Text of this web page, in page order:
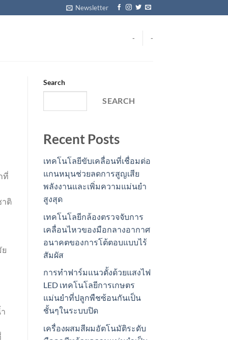
Newsletter
- -
ที่
าติ
Search
SEARCH
Recent Posts
เทคโนโลยีขับเคลื่อนที่เชื่อมต่อ
แกนหมุนช่วยลดการสูญเสีย
พลังงานและเพิ่มความแม่นยำ
สูงสุด
เทคโนโลยีกล้องตรวจจับการ
เคลื่อนไหวของมือกลางอากาศ
อนาคตของการโต้ตอบแบบไร้
สัมผัส
การทำฟาร์มแนวตั้งด้วยแสงไฟ
LED เทคโนโลยีการเกษตร
แม่นยำที่ปลูกพืชซ้อนกันเป็น
ชั้นๆในระบบปิด
เครื่องผสมสีผมอัตโนมัติระดับ